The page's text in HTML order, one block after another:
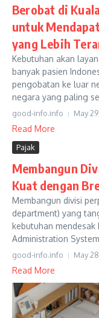
Berobat di
untuk
yang Lebih
Kebutuhan akan
banyak pasien
pengobatan ke luar
negara yang paling
good-info.info May
Read More
Pajak
Membangun
Kuat dengan
Membangun divisi
department) yang
kebutuhan
Administration
good-info.info May
Read More